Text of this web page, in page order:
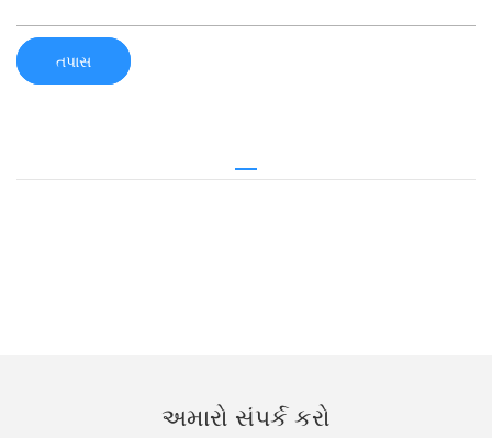
તપાસ
અમારો સંપર્ક કરો